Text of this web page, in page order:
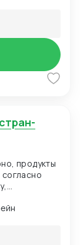
продукты
могут
Excel,